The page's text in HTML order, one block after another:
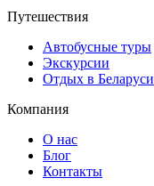
Путешествия
Автобусные туры
Экскурсии
Отдых в Беларуси
Компания
О нас
Блог
Контакты